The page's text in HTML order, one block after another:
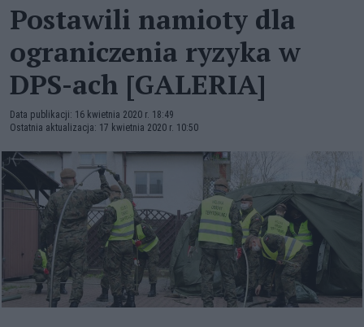
Postawili namioty dla
ograniczenia ryzyka w
DPS-ach [GALERIA]
Data publikacji: 16 kwietnia 2020 r. 18:49
Ostatnia aktualizacja: 17 kwietnia 2020 r. 10:50